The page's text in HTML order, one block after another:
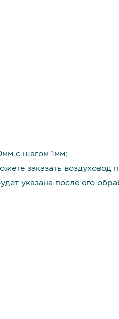
с шагом 1мм;
заказать воздуховод
указана после его